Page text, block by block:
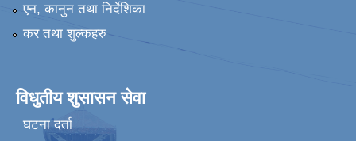
एन, कानुन तथा निर्देशिका
कर तथा शुल्कहरु
विधुतीय शुसासन सेवा
घटना दर्ता